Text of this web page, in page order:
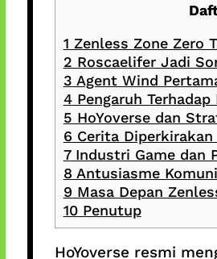
1 Zenless Zone Zero
2 Roscaelifer Jadi
3 Agent Wind
4Pengaruh Terhadap
5 HoYoverse dan
6 Cerita
7Industri Game dan
8 Antusiasme
9 Masa Depan
10Penutup
HoYoverse resmi